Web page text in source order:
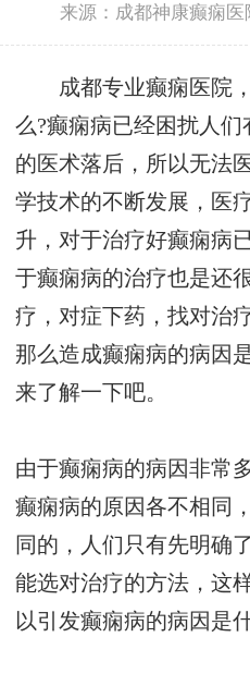
来源：成都神康癫痫医
成都专业癫痫医院，
么?癫痫病已经困扰人
的医术落后，所以无法
学技术的不断发展，医
升，对于治疗好癫痫病
于癫痫病的治疗也是还
疗，对症下药，找对治
那么造成癫痫病的病因
来了解一下吧。
由于癫痫病的病因非常
癫痫病的原因各不相同
同的，人们只有先明确
能选对治疗的方法，这
以引发癫痫病的病因是